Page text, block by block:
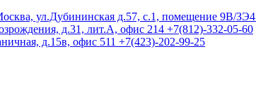
ул.Дубининская д.57, с.1, помещение 9В/ЗЭ4
д.31, лит.А, офис 214 +7(812)-332-05-60
д.15в, офис 511 +7(423)-202-99-25